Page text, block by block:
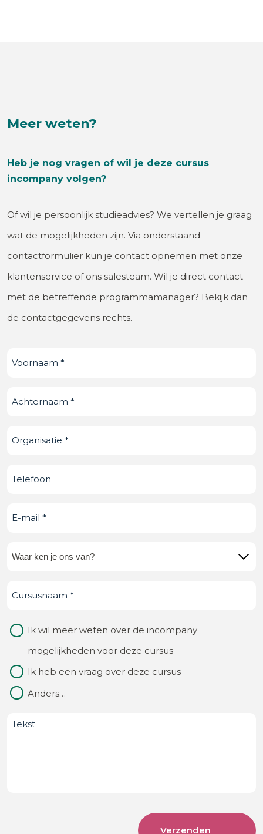
Meer weten?
Heb je nog vragen of wil je deze cursus
incompany volgen?
Of wil je persoonlijk studieadvies? We vertellen je graag
wat de mogelijkheden zijn. Via onderstaand
contactformulier kun je contact opnemen met onze
klantenservice of ons salesteam. Wil je direct contact
met de betreffende programmamanager? Bekijk dan
de contactgegevens rechts.
Voornaam (Vereist)
Achternaam (Vereist)
Organisatie(Vereist)
Telefoonnummer
E-
Waar
je
van?
(Vereist)
Cursusnaam (Vereist)
Waarom
contact
Ik wil meer weten over de incompany
mogelijkheden voor deze cursus
Ik heb een vraag over deze cursus
Anders…
Bericht